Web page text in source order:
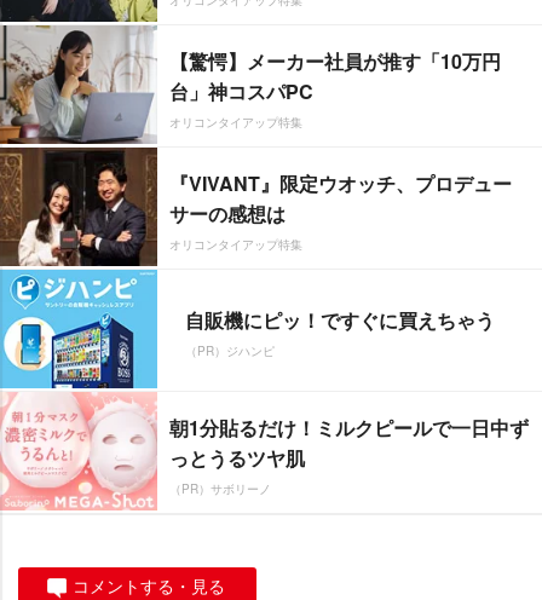
【驚愕】メーカー社員が推す「10万円
台」神コスパPC
オリコンタイアップ特集
『VIVANT』限定ウオッチ、プロデュー
サーの感想は
オリコンタイアップ特集
自販機にピッ！ですぐに買えちゃう
（PR）ジハンピ
朝1分貼るだけ！ミルクピールで一日中ず
っとうるツヤ肌
（PR）サボリーノ
コメントする・見る